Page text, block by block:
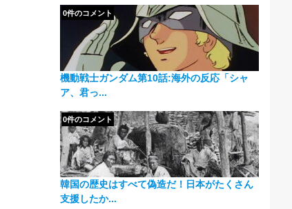
機動戦士ガンダム第10話:海外の反応「シャ
ア、君っ...
0件のコメント
韓国の歴史はすべて偽造だ！日本がたくさん
支援したか...
0件のコメント